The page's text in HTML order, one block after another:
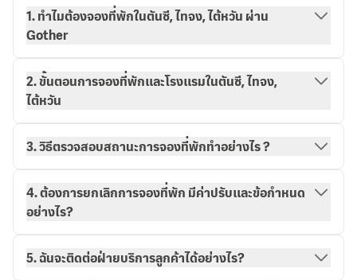
1. ทำไมต้องจองที่พักในตันซี, ไทจง, ไต้หวัน ผ่าน
Gother
2. ขั้นตอนการจองที่พักและโรงแรมในตันซี, ไทจง,
ไต้หวัน
3. วิธีตรวจสอบสถานะการจองที่พักทำอย่างไร ?
การจองของฉัน
4. ต้องการยกเลิกการจองที่พัก มีค่าปรับและข้อกำหนด
อย่างไร?
5. ฉันจะติดต่อฝ่ายบริการลูกค้าได้อย่างไร?